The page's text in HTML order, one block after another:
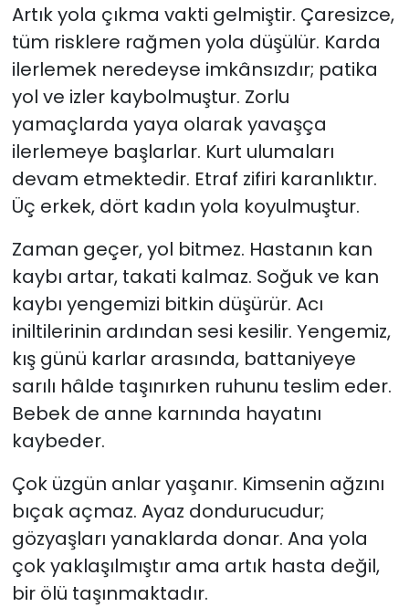
Artık yola çıkma vakti gelmiştir. Çaresizce,
tüm risklere rağmen yola düşülür. Karda
ilerlemek neredeyse imkânsızdır; patika
yol ve izler kaybolmuştur. Zorlu
yamaçlarda yaya olarak yavaşça
ilerlemeye başlarlar. Kurt ulumaları
devam etmektedir. Etraf zifiri karanlıktır.
Üç erkek, dört kadın yola koyulmuştur.
Zaman geçer, yol bitmez. Hastanın kan
kaybı artar, takati kalmaz. Soğuk ve kan
kaybı yengemizi bitkin düşürür. Acı
iniltilerinin ardından sesi kesilir. Yengemiz,
kış günü karlar arasında, battaniyeye
sarılı hâlde taşınırken ruhunu teslim eder.
Bebek de anne karnında hayatını
kaybeder.
Çok üzgün anlar yaşanır. Kimsenin ağzını
bıçak açmaz. Ayaz dondurucudur;
gözyaşları yanaklarda donar. Ana yola
çok yaklaşılmıştır ama artık hasta değil,
bir ölü taşınmaktadır.